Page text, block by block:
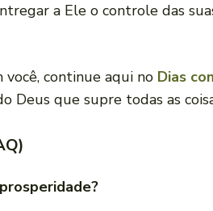
a Ele o controle das
continue aqui no Dias
Deus que supre todas as